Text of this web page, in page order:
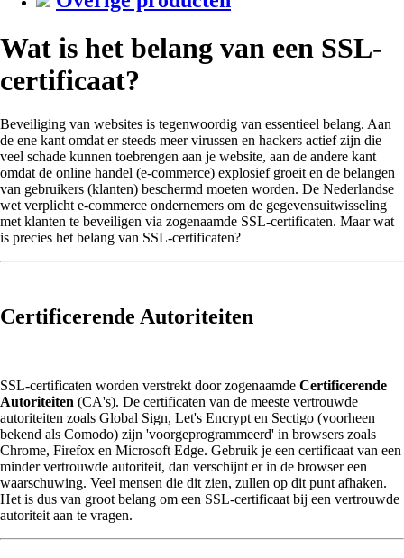
Wat is het belang van een SSL-
certificaat?
Beveiliging van websites is tegenwoordig van essentieel belang. Aan
de ene kant omdat er steeds meer virussen en hackers actief zijn die
veel schade kunnen toebrengen aan je website, aan de andere kant
omdat de online handel (e-commerce) explosief groeit en de belangen
van gebruikers (klanten) beschermd moeten worden. De Nederlandse
wet verplicht e-commerce ondernemers om de gegevensuitwisseling
met klanten te beveiligen via zogenaamde SSL-certificaten. Maar wat
is precies het belang van SSL-certificaten?
Certificerende Autoriteiten
SSL-certificaten worden verstrekt door zogenaamde Certificerende
Autoriteiten (CA's). De certificaten van de meeste vertrouwde
autoriteiten zoals Global Sign, Let's Encrypt en Sectigo (voorheen
bekend als Comodo) zijn 'voorgeprogrammeerd' in browsers zoals
Chrome, Firefox en Microsoft Edge. Gebruik je een certificaat van een
minder vertrouwde autoriteit, dan verschijnt er in de browser een
waarschuwing. Veel mensen die dit zien, zullen op dit punt afhaken.
Het is dus van groot belang om een SSL-certificaat bij een vertrouwde
autoriteit aan te vragen.